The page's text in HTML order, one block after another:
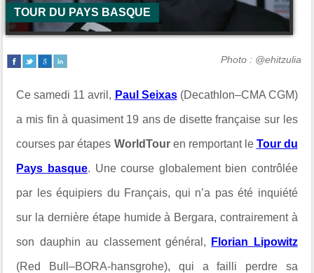
TOUR DU PAYS BASQUE
Photo : @ehitzulia
Ce samedi 11 avril, Paul Seixas (Decathlon–CMA CGM)
a mis fin à quasiment 19 ans de disette française sur les
courses par étapes WorldTouren remportant le Tour du
Pays basque. Une course globalement bien contrôlée
par les équipiers du Français, qui n’a pas été inquiété
sur la dernière étape humide à Bergara, contrairement à
son dauphin au classement général, Florian Lipowitz
(Red Bull–BORA-hansgrohe), qui a failli perdre sa